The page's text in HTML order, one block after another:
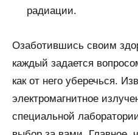
радиации.
Озаботившись своим
каждый задается
как от него уберечься.
электромагнитное
специальной